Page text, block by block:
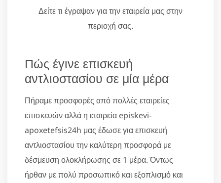
Δείτε τι έγραψαν για την εταιρεία μας στην
περιοχή σας.
Πώς έγινε επισκευή
αντλιοστασίου σε μία μέρα
Πήραμε προσφορές από πολλές εταιρείες
επισκευών αλλά η εταιρεία episkevi-
apoxetefsis24h μας έδωσε για επισκευή
αντλιοστασίου την καλύτερη προσφορά με
δέσμευση ολοκλήρωσης σε 1 μέρα. Όντως
ήρθαν με πολύ προσωπικό και εξοπλισμό και